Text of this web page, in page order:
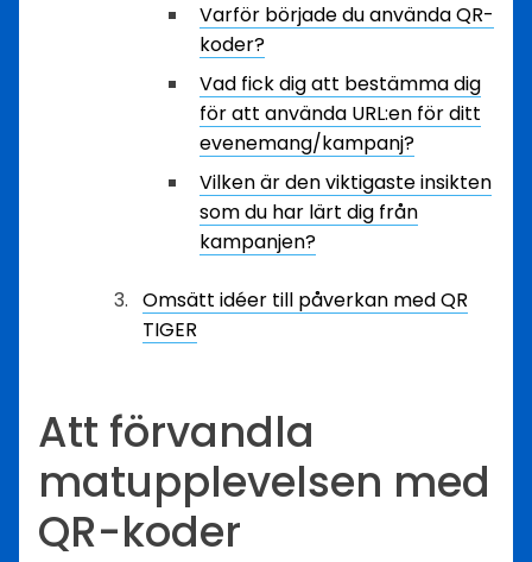
Varför började du använda QR-
koder?
Vad fick dig att bestämma dig
för att använda URL:en för ditt
evenemang/kampanj?
Vilken är den viktigaste insikten
som du har lärt dig från
kampanjen?
Omsätt idéer till påverkan med QR
TIGER
Att förvandla
matupplevelsen med
QR-koder